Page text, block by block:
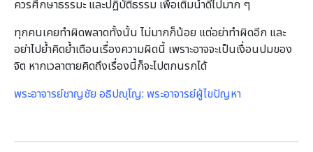
ควรศึกษาธรรมะ และปฏิบัติธรรม เพื่อเติมน้ำดีไปมาก ๆ
ทุกคนเคยทำผิดพลาดทั้งนั้น ไม่มากก็น้อย แต่อย่าทำผิดอีก และ
อย่าไปย้ำคิดย้ำเตือนเรื่องความผิดนี้ เพราะอาจจะเป็นเงื่อนปมของ
จิต หากเวลาตายคิดถึงเรื่องนี้ก็จะไปตกนรกได้
พระอาจารย์ชาญชัย อธิปญฺโญ: พระอาจารย์ผู้ไขปัญหา